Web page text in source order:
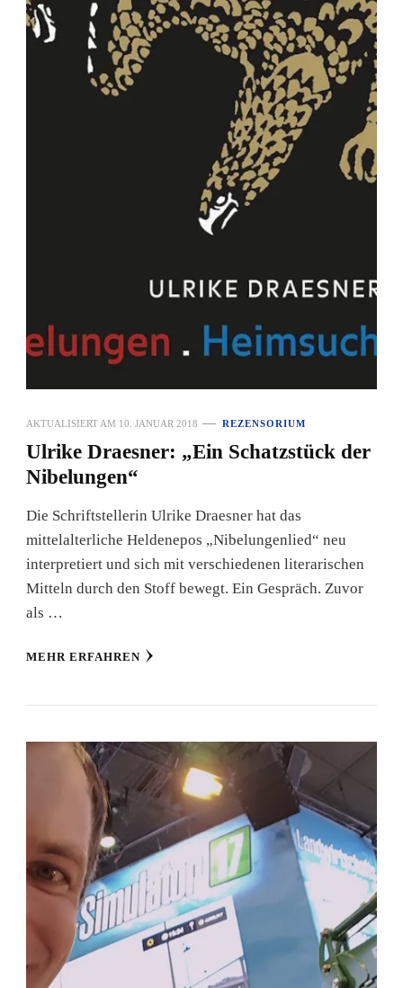
AKTUALISIERT AM 10. JANUAR 2018 REZENSORIUM
Ulrike Draesner: „Ein Schatzstück der
Nibelungen“
Die Schriftstellerin Ulrike Draesner hat das
mittelalterliche Heldenepos „Nibelungenlied“ neu
interpretiert und sich mit verschiedenen literarischen
Mitteln durch den Stoff bewegt. Ein Gespräch. Zuvor
als …
MEHR ERFAHREN